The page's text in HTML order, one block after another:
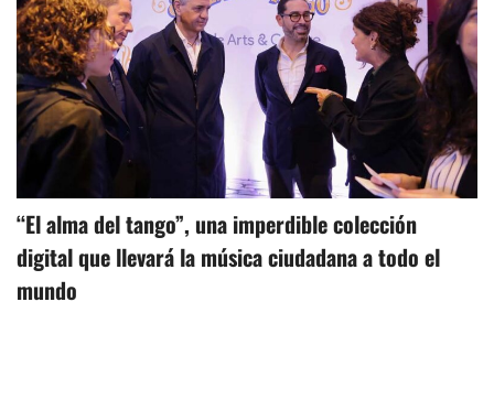
“El alma del tango”, una imperdible colección
digital que llevará la música ciudadana a todo el
mundo